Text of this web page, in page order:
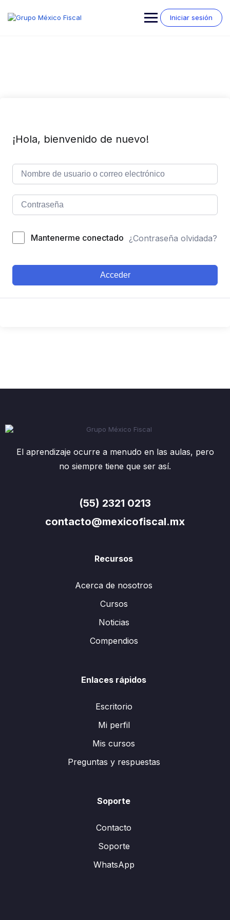
contenido
Iniciar sesión
¡Hola, bienvenido de nuevo!
Mantenerme conectado ¿Contraseña olvidada?
Acceder
El aprendizaje ocurre a menudo en las aulas, pero
no siempre tiene que ser así.
(55) 2321 0213
contacto@mexicofiscal.mx
Recursos
Acerca de nosotros
Cursos
Noticias
Compendios
Enlaces rápidos
Escritorio
Mi perfil
Mis cursos
Preguntas y respuestas
Soporte
Contacto
Soporte
WhatsApp